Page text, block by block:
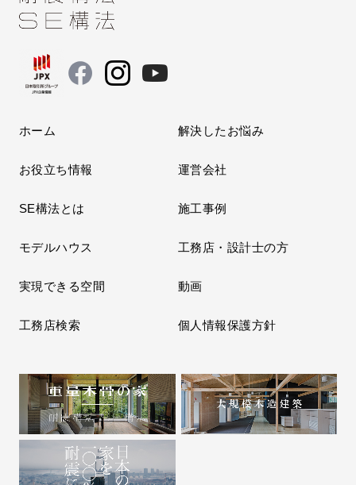
ホーム 解決したお悩み
お役立ち情報 運営会社
SE構法とは 施工事例
モデルハウス 工務店・設計士の方
実現できる空間 動画
工務店検索 個人情報保護方針